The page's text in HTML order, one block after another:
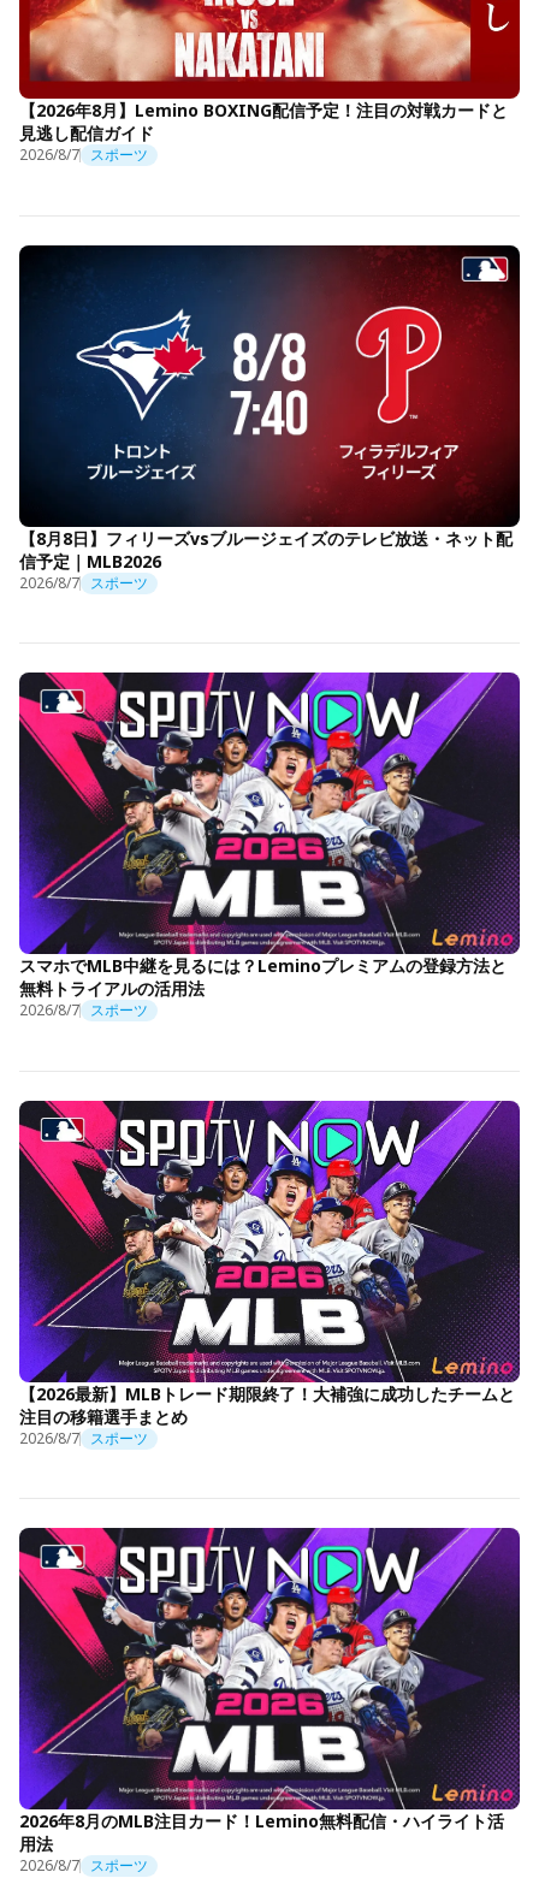
【2026年8月】Lemino BOXING配信予定！注目の対戦カードと
見逃し配信ガイド
2026/8/7 スポーツ
【8月8日】フィリーズvsブルージェイズのテレビ放送・ネット配
信予定｜MLB2026
2026/8/7 スポーツ
スマホでMLB中継を見るには？Leminoプレミアムの登録方法と
無料トライアルの活用法
2026/8/7 スポーツ
【2026最新】MLBトレード期限終了！大補強に成功したチームと
注目の移籍選手まとめ
2026/8/7 スポーツ
2026年8月のMLB注目カード！Lemino無料配信・ハイライト活
用法
2026/8/7 スポーツ